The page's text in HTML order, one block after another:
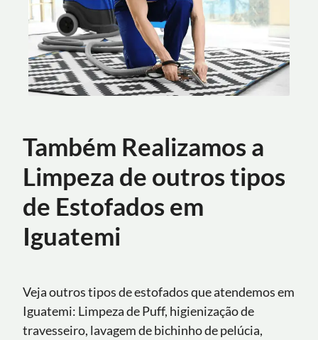
Também Realizamos a
Limpeza de outros tipos
de Estofados em
Iguatemi
Veja outros tipos de estofados que atendemos em
Iguatemi: Limpeza de Puff, higienização de
travesseiro, lavagem de bichinho de pelúcia,